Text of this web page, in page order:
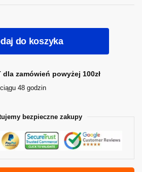
do koszyka
dla zamówień powyżej 100zł
48 godzin
bezpieczne zakupy